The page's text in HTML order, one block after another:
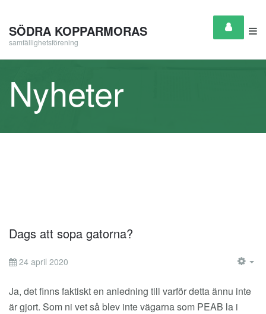
SÖDRA KOPPARMORAS
samfällighetsförening
Nyheter
Dags att sopa gatorna?
24 april 2020
Ja, det finns faktiskt en anledning till varför detta ännu inte
är gjort. Som ni vet så blev inte vägarna som PEAB la i